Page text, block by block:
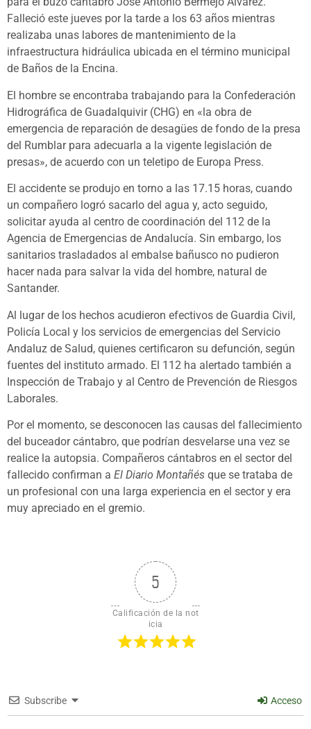
Falleció este jueves por la tarde a los 63 años mientras
realizaba unas labores de mantenimiento de la
infraestructura hidráulica ubicada en el término municipal
de Baños de la Encina.
El hombre se encontraba trabajando para la Confederación
Hidrográfica de Guadalquivir (CHG) en «la obra de
emergencia de reparación de desagües de fondo de la presa
del Rumblar para adecuarla a la vigente legislación de
presas», de acuerdo con un teletipo de Europa Press.
El accidente se produjo en torno a las 17.15 horas, cuando
un compañero logró sacarlo del agua y, acto seguido,
solicitar ayuda al centro de coordinación del 112 de la
Agencia de Emergencias de Andalucía. Sin embargo, los
sanitarios trasladados al embalse bañusco no pudieron
hacer nada para salvar la vida del hombre, natural de
Santander.
Al lugar de los hechos acudieron efectivos de Guardia Civil,
Policía Local y los servicios de emergencias del Servicio
Andaluz de Salud, quienes certificaron su defunción, según
fuentes del instituto armado. El 112 ha alertado también a
Inspección de Trabajo y al Centro de Prevención de Riesgos
Laborales.
Por el momento, se desconocen las causas del fallecimiento
del buceador cántabro, que podrían desvelarse una vez se
realice la autopsia. Compañeros cántabros en el sector del
fallecido confirman a El Diario Montañés que se trataba de
un profesional con una larga experiencia en el sector y era
muy apreciado en el gremio.
5
Calificación de la not
icia
Subscribe Acceso